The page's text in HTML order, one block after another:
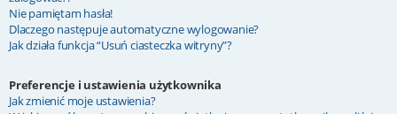
Nie pamiętam hasła!
Dlaczego następuje automatyczne wylogowanie?
Jak działa funkcja “Usuń ciasteczka witryny”?
Preferencje i ustawienia użytkownika
Jak zmienić moje ustawienia?